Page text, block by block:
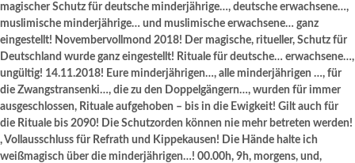
magischer Schutz für deutsche minderjährige…, deutsche erwachsene…,
muslimische minderjährige… und muslimische erwachsene… ganz
eingestellt! Novembervollmond 2018! Der magische, ritueller, Schutz für
Deutschland wurde ganz eingestellt! Rituale für deutsche… erwachsene…,
ungültig! 14.11.2018! Eure minderjährigen…, alle minderjährigen …, für
die Zwangstransenki…, die zu den Doppelgängern…, wurden für immer
ausgeschlossen, Rituale aufgehoben – bis in die Ewigkeit! Gilt auch für
die Rituale bis 2090! Die Schutzorden können nie mehr betreten werden!
, Vollausschluss für Refrath und Kippekausen! Die Hände halte ich
weißmagisch über die minderjährigen…! 00.00h, 9h, morgens, und,